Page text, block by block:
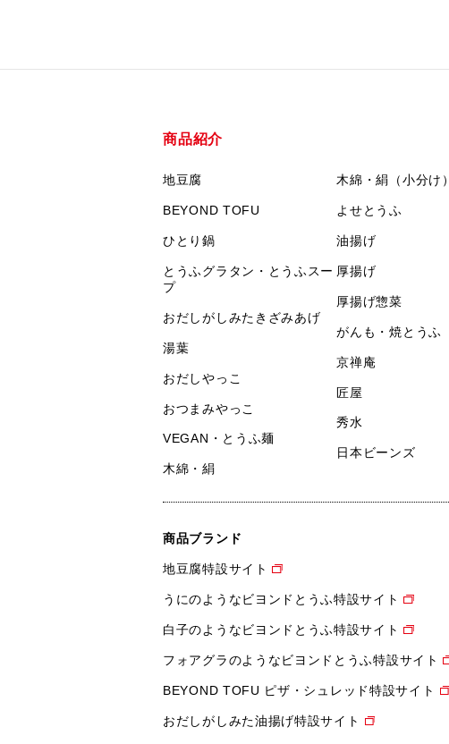
商品紹介
地豆腐
BEYOND TOFU
ひとり鍋
とうふグラタン・とうふスー
プ
おだしがしみたきざみあげ
湯葉
おだしやっこ
おつまみやっこ
VEGAN・とうふ麺
木綿・絹
木綿・絹（小分け）
よせとうふ
油揚げ
厚揚げ
厚揚げ惣菜
がんも・焼とうふ
京禅庵
匠屋
秀水
日本ビーンズ
商品ブランド
地豆腐特設サイト
うにのようなビヨンドとうふ特設サイト
白子のようなビヨンドとうふ特設サイト
フォアグラのようなビヨンドとうふ特設サイト
BEYOND TOFU ピザ・シュレッド特設サイト
おだしがしみた油揚げ特設サイト